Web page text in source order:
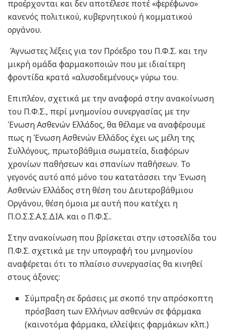
προέρχονται και δεν αποτέλεσε ποτέ «φερέφωνο»
κανενός πολιτικού, κυβερνητικού ή κομματικού
οργάνου.
Άγνωστες λέξεις για τον Πρόεδρο του Π.Φ.Σ. και την
μικρή ομάδα φαρμακοποιών που με ιδιαίτερη
φροντίδα κρατά «αλυσοδεμένους» γύρω του.
Επιπλέον, σχετικά με την αναφορά στην ανακοίνωση
του Π.Φ.Σ., περί μνημονίου συνεργασίας με την
Ένωση Ασθενών Ελλάδος, θα θέλαμε να αναφέρουμε
πως η Ένωση Ασθενών Ελλάδος έχει ως μέλη της
Συλλόγους, πρωτοβάθμια σωματεία, διαφόρων
χρονίων παθήσεων και σπανίων παθήσεων. Το
γεγονός αυτό από μόνο του κατατάσσει την Ένωση
Ασθενών Ελλάδος στη θέση του Δευτεροβάθμιου
Οργάνου, θέση όμοια με αυτή που κατέχει η
Π.Ο.Σ.Σ.Α.Σ.ΔΙΑ. και ο Π.Φ.Σ..
Στην ανακοίνωση που βρίσκεται στην ιστοσελίδα του
Π.Φ.Σ. σχετικά με την υπογραφή του μνημονίου
αναφέρεται ότι το πλαίσιο συνεργασίας θα κινηθεί
στους άξονες:
Σύμπραξη σε δράσεις με σκοπό την απρόσκοπτη
πρόσβαση των Ελλήνων ασθενών σε φάρμακα
(καινοτόμα φάρμακα, ελλείψεις φαρμάκων κλπ.)